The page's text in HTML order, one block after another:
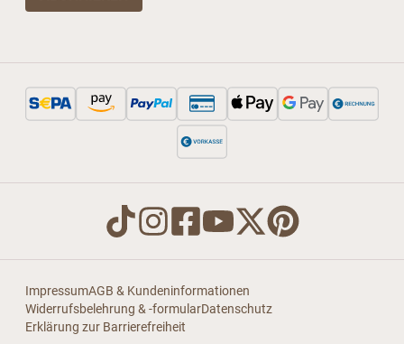
ImpressumAGB & Kundeninformationen
Widerrufsbelehrung & -formularDatenschutz
Erklärung zur Barrierefreiheit